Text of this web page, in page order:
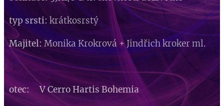
typ srsti: krátkosrstý
Majitel: Monika Krokrová + Jindřich kroker ml.
otec: V Cerro Hartis Bohemia